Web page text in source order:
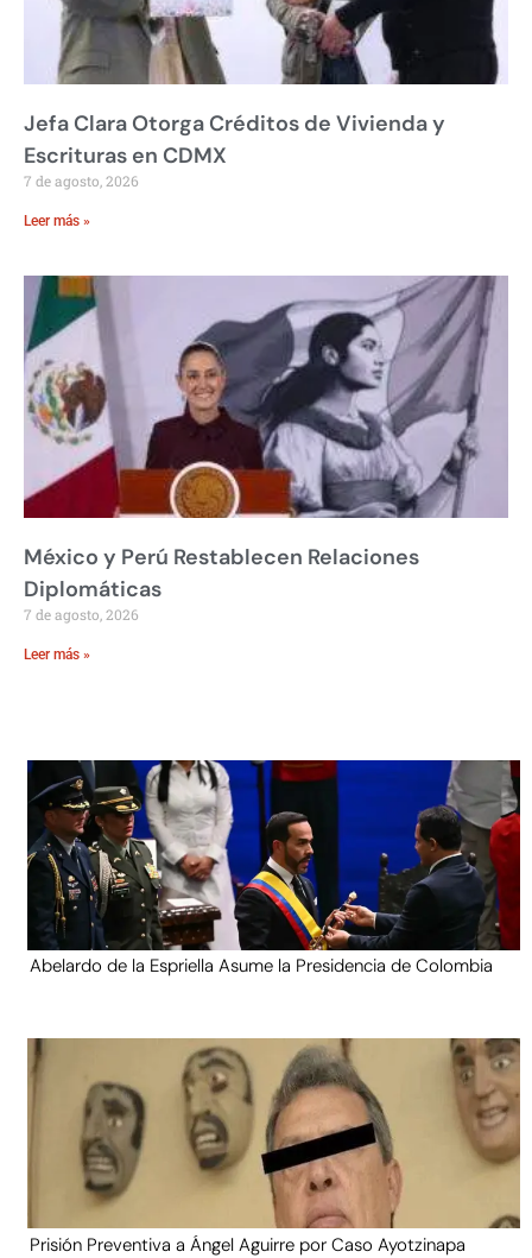
Jefa Clara Otorga Créditos de Vivienda y
Escrituras en CDMX
7 de agosto, 2026
Leer más »
México y Perú Restablecen Relaciones
Diplomáticas
7 de agosto, 2026
Leer más »
Abelardo de la Espriella Asume la Presidencia de Colombia
Prisión Preventiva a Ángel Aguirre por Caso Ayotzinapa